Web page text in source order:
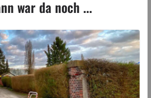
war da noch ...